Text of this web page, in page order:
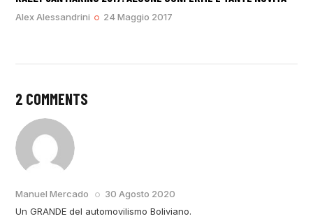
Alex Alessandrini 24 Maggio 2017
2 COMMENTS
Manuel Mercado
30 Agosto 2020
Un GRANDE del automovilismo Boliviano.